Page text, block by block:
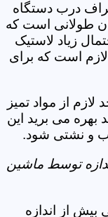
درب دستگاه
طولانی است که
زیاد لاستیک
است که برای
از مواد تمیز
بهره می برید این
و نشتی شود.
توسط ماشین
از اندازه